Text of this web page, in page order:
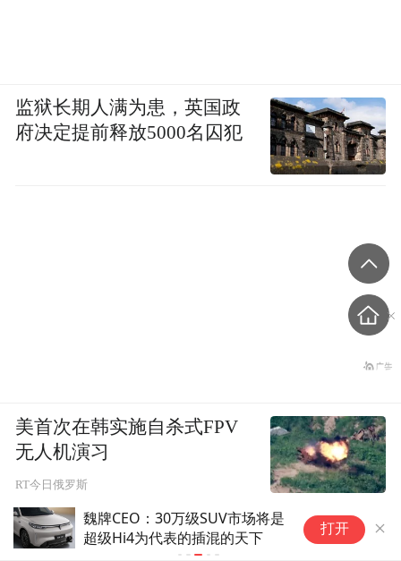
MINIMAX-W大涨超20% 打开
监狱长期人满为患，英国政
府决定提前释放5000名囚犯
美首次在韩实施自杀式FPV
无人机演习
RT今日俄罗斯